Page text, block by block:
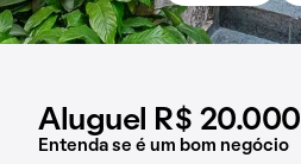
Aluguel R$ 20.000
Entenda se é um bom negócio